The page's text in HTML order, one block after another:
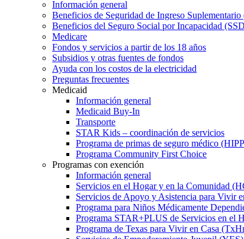
Información general
Beneficios de Seguridad de Ingreso Suplementario
Beneficios del Seguro Social por Incapacidad
Medicare
Fondos y servicios a partir de los 18 años
Subsidios y otras fuentes de fondos
Ayuda con los costos de la electricidad
Preguntas frecuentes
Medicaid
Información general
Medicaid Buy-In
Transporte
STAR Kids – coordinación de servicios
Programa de primas de seguro médico
Programa Community First Choice
Programas con exención
Información general
Servicios en el Hogar y en la Comunidad
Servicios de Apoyo y Asistencia para Vivir
Programa para Niños Médicamente
Programa STAR+PLUS de Servicios en el
Programa de Texas para Vivir en Casa